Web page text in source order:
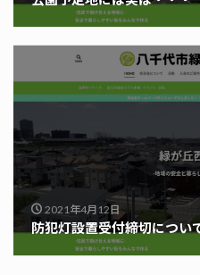
2021年4月12日
防犯灯設置受付締切につい